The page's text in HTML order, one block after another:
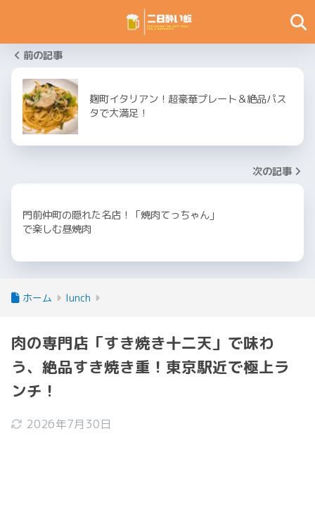
前の記事
麹町イタリアン！超豪華プレート＆絶品パス
タで大満足！
次の記事
門前仲町の隠れた名店！「焼肉てっちゃん」
で楽しむ昼焼肉
ホーム lunch
肉の専門店「すき焼き十二天」で味わ
う、絶品すき焼き重！東京駅近で極上ラ
ンチ！
2026年7月30日